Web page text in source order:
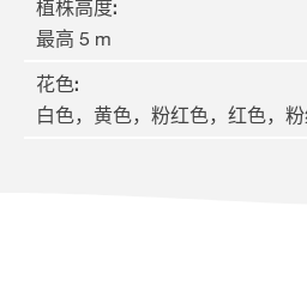
植株高度:
最高 5 m
花色:
白色，黄色，粉红色，红色，